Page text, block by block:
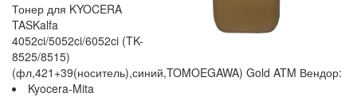
Тонер для KYOCERA
TASKalfa
4052ci/5052ci/6052ci (TK-
8525/8515)
(фл,421+39(носитель),синий,TOMOEGAWA) Gold ATM Вендор:
Kyocera-Mita